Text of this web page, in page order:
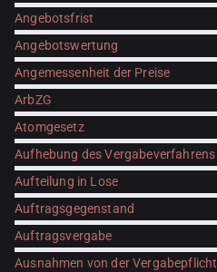
Angebotsfrist
Angebotswertung
Angemessenheit der Preise
ArbZG
Atomgesetz
Aufhebung des Vergabeverfahrens
Aufteilung in Lose
Auftragsgegenstand
Auftragsvergabe
Ausnahmen von der Vergabepflicht